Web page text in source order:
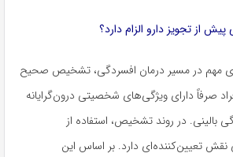
از تجویز دارو الزام دارد؟
مهم در مسیر درمان افسردگی، تشخیص صحیح
صرفاً دارای ویژگی‌های شخصیتی درون‌گرایانه
بالینی. در روند تشخیص، استفاده از
تعیین‌کننده‌ای دارد. بر اساس این